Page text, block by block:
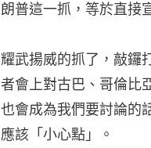
朗普這一抓，等於直接
耀武揚威的抓了，敲鑼
者會上對古巴、哥倫比
也會成為我們要討論的
應該「小心點」。